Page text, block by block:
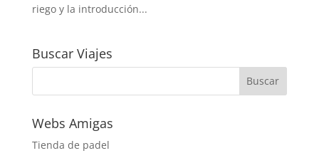
riego y la introducción...
Buscar Viajes
Webs Amigas
Tienda de padel